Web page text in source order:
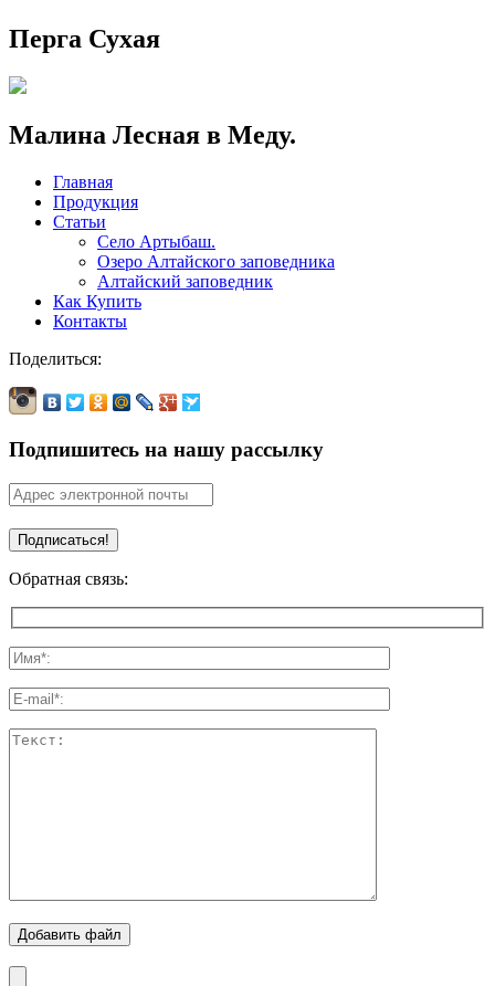
Перга Сухая
Малина Лесная в Меду.
Главная
Продукция
Статьи
Село Артыбаш.
Озеро Алтайского заповедника
Алтайский заповедник
Как Купить
Контакты
Поделиться:
Подпишитесь на нашу рассылку
Обратная связь:
Добавить файл